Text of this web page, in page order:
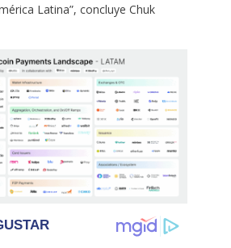
Latina”, concluye Chuk